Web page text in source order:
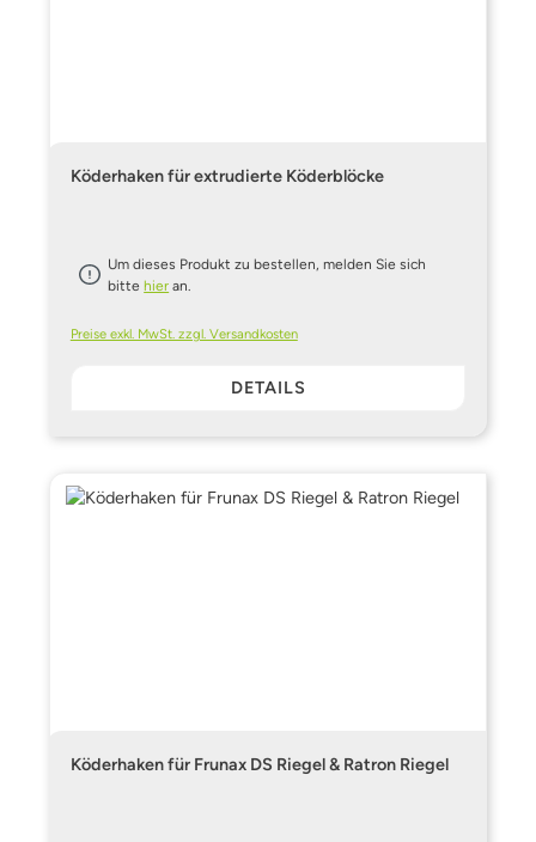
Köderhaken für extrudierte Köderblöcke
Um dieses Produkt zu bestellen, melden Sie sich
bittehier an.
Preise exkl. MwSt. zzgl. Versandkosten
DETAILS
Köderhaken für Frunax DS Riegel & Ratron Riegel